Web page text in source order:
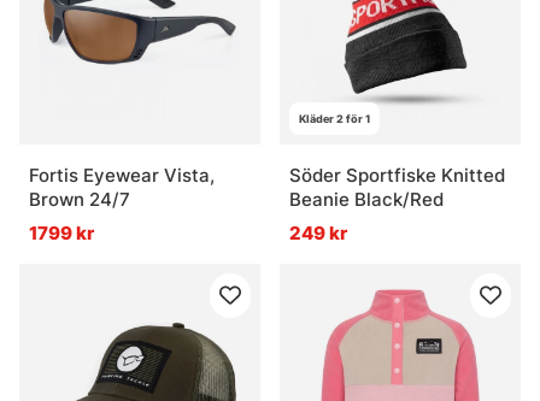
Fortis Eyewear Vista,
Brown 24/7
1799 kr
Kläder 2 för 1
Söder Sportfiske Knitted
Beanie Black/Red
249 kr